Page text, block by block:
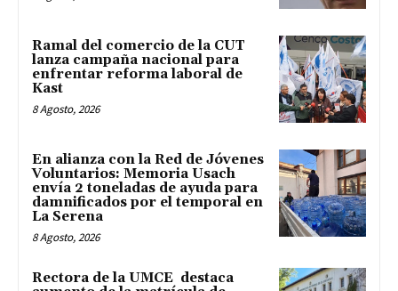
Ramal del comercio de la CUT
lanza campaña nacional para
enfrentar reforma laboral de
Kast
8 Agosto, 2026
En alianza con la Red de Jóvenes
Voluntarios: Memoria Usach
envía 2 toneladas de ayuda para
damnificados por el temporal en
La Serena
8 Agosto, 2026
Rectora de la UMCE destaca